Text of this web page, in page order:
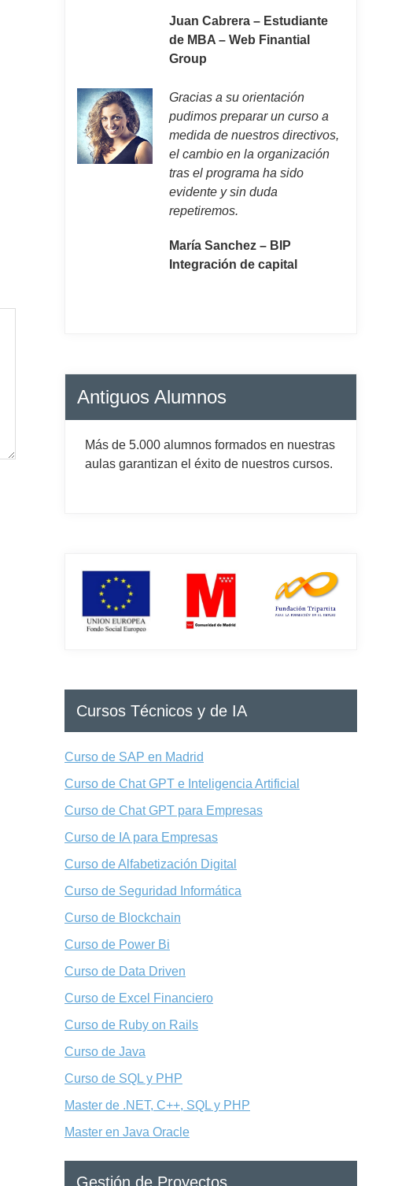
Juan Cabrera – Estudiante
de MBA – Web Finantial
Group
Gracias a su orientación
pudimos preparar un curso a
medida de nuestros directivos,
el cambio en la organización
tras el programa ha sido
evidente y sin duda
repetiremos.
María Sanchez – BIP
Integración de capital
Antiguos Alumnos
Más de 5.000 alumnos formados en nuestras
aulas garantizan el éxito de nuestros cursos.
Cursos Técnicos y de IA
Curso de SAP en Madrid
Curso de Chat GPT e Inteligencia Artificial
Curso de Chat GPT para Empresas
Curso de IA para Empresas
Curso de Alfabetización Digital
Curso de Seguridad Informática
Curso de Blockchain
Curso de Power Bi
Curso de Data Driven
Curso de Excel Financiero
Curso de Ruby on Rails
Curso de Java
Curso de SQL y PHP
Master de .NET, C++, SQL y PHP
Master en Java Oracle
Gestión de Proyectos